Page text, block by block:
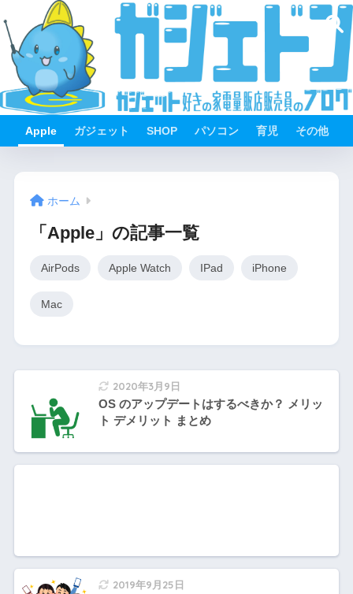
Apple ガジェット SHOP パソコン 育児 その他
ホーム
「Apple」の記事一覧
AirPods Apple Watch IPad iPhone
Mac
2020年3月9日
OS のアップデートはするべきか？ メリッ
ト デメリット まとめ
2019年9月25日